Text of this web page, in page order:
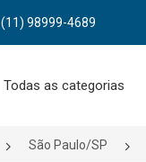
(11) 98999-4689
Todas as categorias
São Paulo/SP